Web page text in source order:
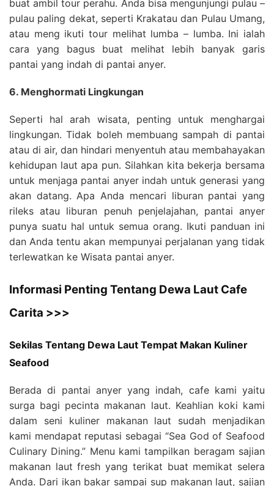
buat ambil tour perahu. Anda bisa mengunjungi pulau –
pulau paling dekat, seperti Krakatau dan Pulau Umang,
atau meng ikuti tour melihat lumba – lumba. Ini ialah
cara yang bagus buat melihat lebih banyak garis
pantai yang indah di pantai anyer.
6. Menghormati Lingkungan
Seperti hal arah wisata, penting untuk menghargai
lingkungan. Tidak boleh membuang sampah di pantai
atau di air, dan hindari menyentuh atau membahayakan
kehidupan laut apa pun. Silahkan kita bekerja bersama
untuk menjaga pantai anyer indah untuk generasi yang
akan datang. Apa Anda mencari liburan pantai yang
rileks atau liburan penuh penjelajahan, pantai anyer
punya suatu hal untuk semua orang. Ikuti panduan ini
dan Anda tentu akan mempunyai perjalanan yang tidak
terlewatkan ke Wisata pantai anyer.
Informasi Penting Tentang Dewa Laut Cafe
Carita >>>
Sekilas Tentang Dewa Laut Tempat Makan Kuliner
Seafood
Berada di pantai anyer yang indah, cafe kami yaitu
surga bagi pecinta makanan laut. Keahlian koki kami
dalam seni kuliner makanan laut sudah menjadikan
kami mendapat reputasi sebagai “Sea God of Seafood
Culinary Dining.” Menu kami tampilkan beragam sajian
makanan laut fresh yang terikat buat memikat selera
Anda. Dari ikan bakar sampai sup makanan laut, sajian